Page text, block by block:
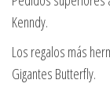
Kenndy.
Los regalos más
Gigantes Butterfly.